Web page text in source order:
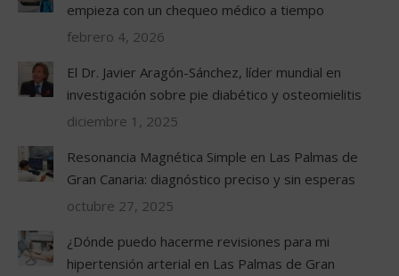
empieza con un chequeo médico a tiempo
febrero 4, 2026
El Dr. Javier Aragón-Sánchez, líder mundial en
investigación sobre pie diabético y osteomielitis
diciembre 1, 2025
Resonancia Magnética Simple en Las Palmas de
Gran Canaria: diagnóstico preciso y sin esperas
octubre 27, 2025
¿Dónde puedo hacerme revisiones para mi
hipertensión arterial en Las Palmas de Gran